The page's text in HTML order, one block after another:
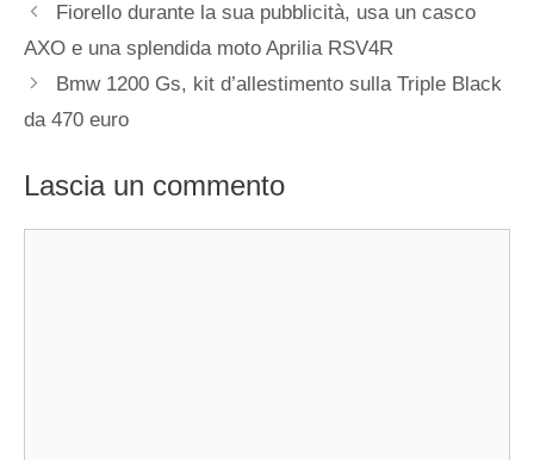
Fiorello durante la sua pubblicità, usa un casco
AXO e una splendida moto Aprilia RSV4R
Bmw 1200 Gs, kit d’allestimento sulla Triple Black
da 470 euro
Lascia un commento